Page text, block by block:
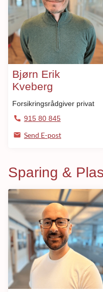
Bjørn Erik
Kveberg
Forsikringsrådgiver privat
915 80 845
Send E-post
Sparing &